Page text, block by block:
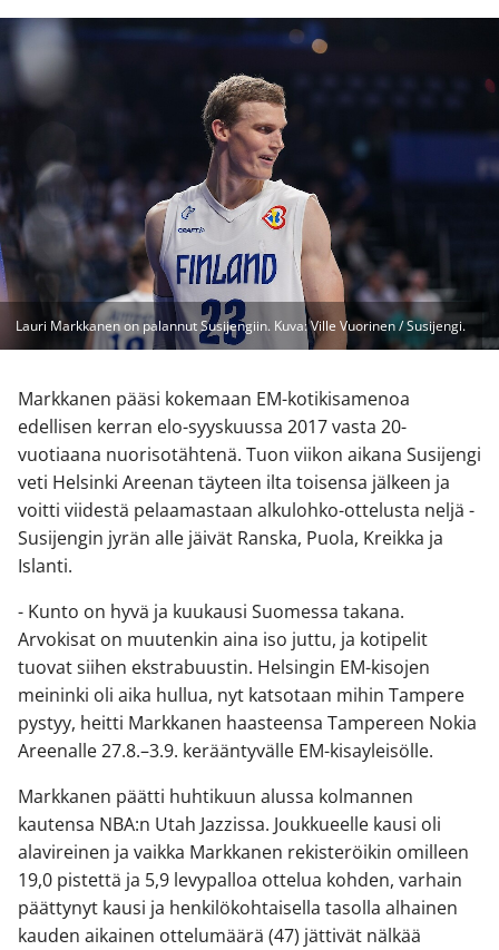
Lauri Markkanen on palannut Susijengiin. Kuva: Ville Vuorinen / Susijengi.
Markkanen pääsi kokemaan EM-kotikisamenoa
edellisen kerran elo-syyskuussa 2017 vasta 20-
vuotiaana nuorisotähtenä. Tuon viikon aikana Susijengi
veti Helsinki Areenan täyteen ilta toisensa jälkeen ja
voitti viidestä pelaamastaan alkulohko-ottelusta neljä -
Susijengin jyrän alle jäivät Ranska, Puola, Kreikka ja
Islanti.
- Kunto on hyvä ja kuukausi Suomessa takana.
Arvokisat on muutenkin aina iso juttu, ja kotipelit
tuovat siihen ekstrabuustin. Helsingin EM-kisojen
meininki oli aika hullua, nyt katsotaan mihin Tampere
pystyy, heitti Markkanen haasteensa Tampereen Nokia
Areenalle 27.8.–3.9. kerääntyvälle EM-kisayleisölle.
Markkanen päätti huhtikuun alussa kolmannen
kautensa NBA:n Utah Jazzissa. Joukkueelle kausi oli
alavireinen ja vaikka Markkanen rekisteröikin omilleen
19,0 pistettä ja 5,9 levypalloa ottelua kohden, varhain
päättynyt kausi ja henkilökohtaisella tasolla alhainen
kauden aikainen ottelumäärä (47) jättivät nälkää